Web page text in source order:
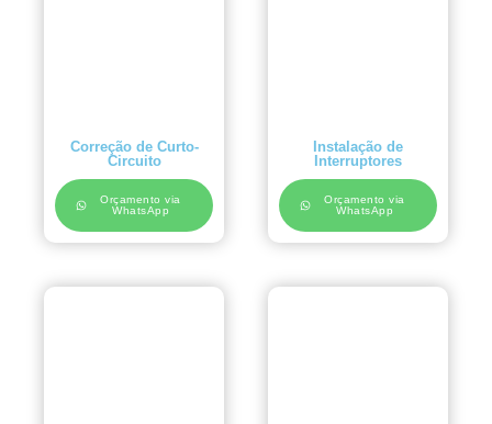
Correção de Curto-
Circuito
Orçamento via
WhatsApp
Instalação de
Interruptores
Orçamento via
WhatsApp